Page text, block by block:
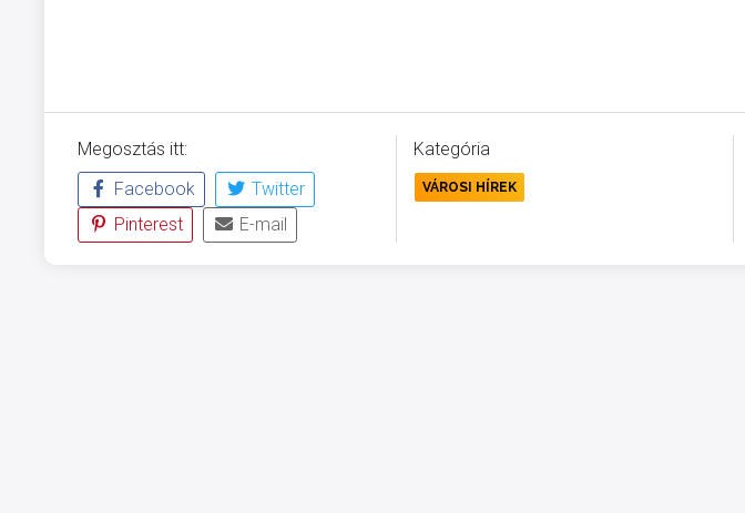
Megosztás itt:
Facebook
Twitter
Pinterest
E-mail
Kategória
VÁROSI HÍREK